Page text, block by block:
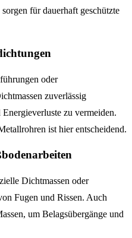
für dauerhaft geschützte
oder
zuverlässig
zu vermeiden.
ist hier entscheidend.
Dichtmassen oder
Fugen und Rissen. Auch
um Belagsübergänge und